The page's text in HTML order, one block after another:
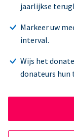
jaarlijkse
Markeer uw
interval.
Wijs het
donateurs hun